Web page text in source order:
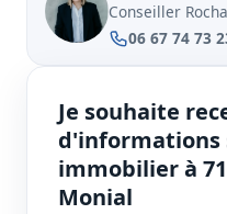
Conseiller
06 67 74 73
Je souhaite
d'informations
immobilier à
Monial